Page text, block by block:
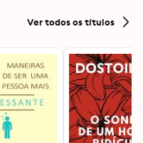
Ver todos os títulos